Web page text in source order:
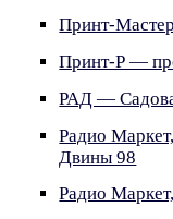
Принт-
Принт-Р —
РАД —
Радио
Двины 98
Радио